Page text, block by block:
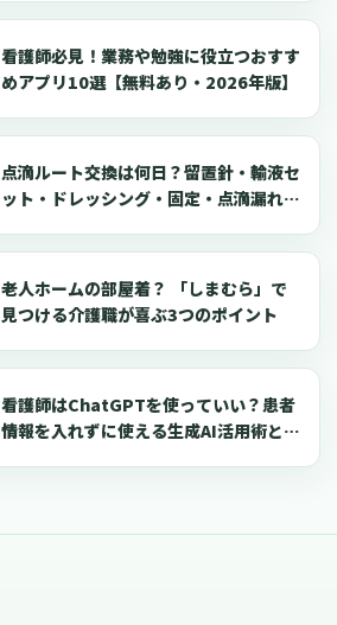
看護師必見！業務や勉強に役立つおすす
めアプリ10選【無料あり・2026年版】
点滴ルート交換は何日？留置針・輸液セ
ット・ドレッシング・固定・点滴漏れ対
老人ホームの部屋着？ 「しまむら」で
見つける介護職が喜ぶ3つのポイント
看護師はChatGPTを使っていい？患者
情報を入れずに使える生成AI活用術とプ